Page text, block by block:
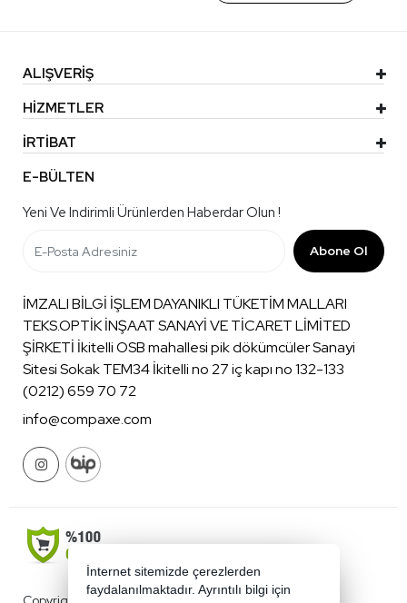
ALIŞVERİŞ
HİZMETLER
İRTİBAT
E-BÜLTEN
Yeni Ve Indirimli Ürünlerden Haberdar Olun !
Abone Ol
İMZALI BİLGİ İŞLEM DAYANIKLI TÜKETİM MALLARI
TEKS.OPTİK İNŞAAT SANAYİ VE TİCARET LİMİTED
ŞİRKETİ İkitelli OSB mahallesi pik dökümcüler Sanayi
Sitesi Sokak TEM34 İkitelli no 27 iç kapı no 132-133
(0212) 659 70 72
info@compaxe.com
İnternet sitemizde çerezlerden
faydalanılmaktadır. Ayrıntılı bilgi için